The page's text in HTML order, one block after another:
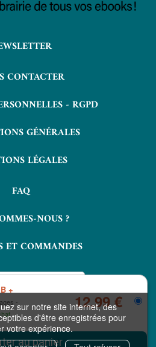
sur notre site internet, des
d'être enregistrées pour
votre expérience.
+
12,99 €
CONTACTER
- RGPD
GÉNÉRALES
LÉGALES
FAQ
NOUS ?
ET COMMANDES
ET NUXOS PUBLISHING TECHNOLOGIES.
SONT DES MARQUES DÉPOSÉES DE LA